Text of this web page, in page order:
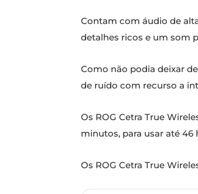
Contam com áudio de
detalhes ricos e um som
Como não podia deixar
de ruído com recurso a
Os ROG Cetra True
minutos, para usar até
Os ROG Cetra True